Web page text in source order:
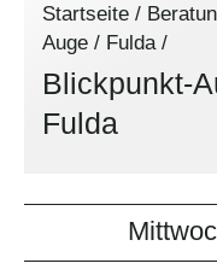
Startseite /
Auge / Fulda/
Blickpunkt-
Fulda